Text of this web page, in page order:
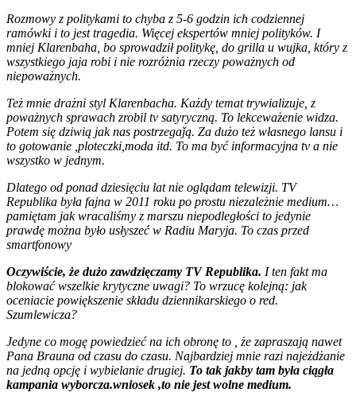
Rozmowy z politykami to chyba z 5-6 godzin ich codziennej
ramówki i to jest tragedia. Więcej ekspertów mniej polityków. I
mniej Klarenbaha, bo sprowadził politykę, do grilla u wujka, który z
wszystkiego jaja robi i nie rozróżnia rzeczy poważnych od
niepoważnych.
Też mnie drażni styl Klarenbacha. Każdy temat trywializuje, z
poważnych sprawach zrobil tv satyryczną. To lekceważenie widza.
Potem się dziwią jak nas postrzegaǰą. Za dużo też własnego lansu i
to gotowanie ,ploteczki,moda itd. To ma być informacyjna tv a nie
wszystko w jednym.
Dlatego od ponad dziesięciu lat nie oglądam telewizji. TV
Republika była fajna w 2011 roku po prostu niezależnie medium…
pamiętam jak wracaliśmy z marszu niepodległości to jedynie
prawdę można było usłyszeć w Radiu Maryja. To czas przed
smartfonowy
Oczywiście, że dużo zawdzięczamy TV Republika. I ten fakt ma
blokować wszelkie krytyczne uwagi? To wrzucę kolejną: jak
oceniacie powiększenie składu dziennikarskiego o red.
Szumlewicza?
Jedyne co mogę powiedzieć na ich obronę to , że zapraszają nawet
Pana Brauna od czasu do czasu. Najbardziej mnie razi najeżdżanie
na jedną opcję i wybielanie drugiej. To tak jakby tam była ciągła
kampania wyborcza.wniosek ,to nie jest wolne medium.